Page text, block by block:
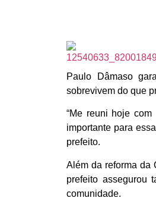
Paulo Dâmaso
sobrevivem do que
“Me reuni hoje
importante para
prefeito.
Além da reforma da
prefeito assegurou
comunidade.